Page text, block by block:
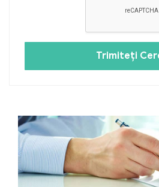
Trimiteți